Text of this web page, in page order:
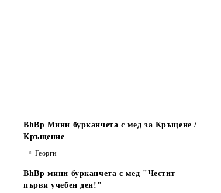
BhBp Мини бурканчета с мед за Кръщене /
Кръщение
Георги
BhBp мини бурканчета с мед "Честит
първи учебен ден!"